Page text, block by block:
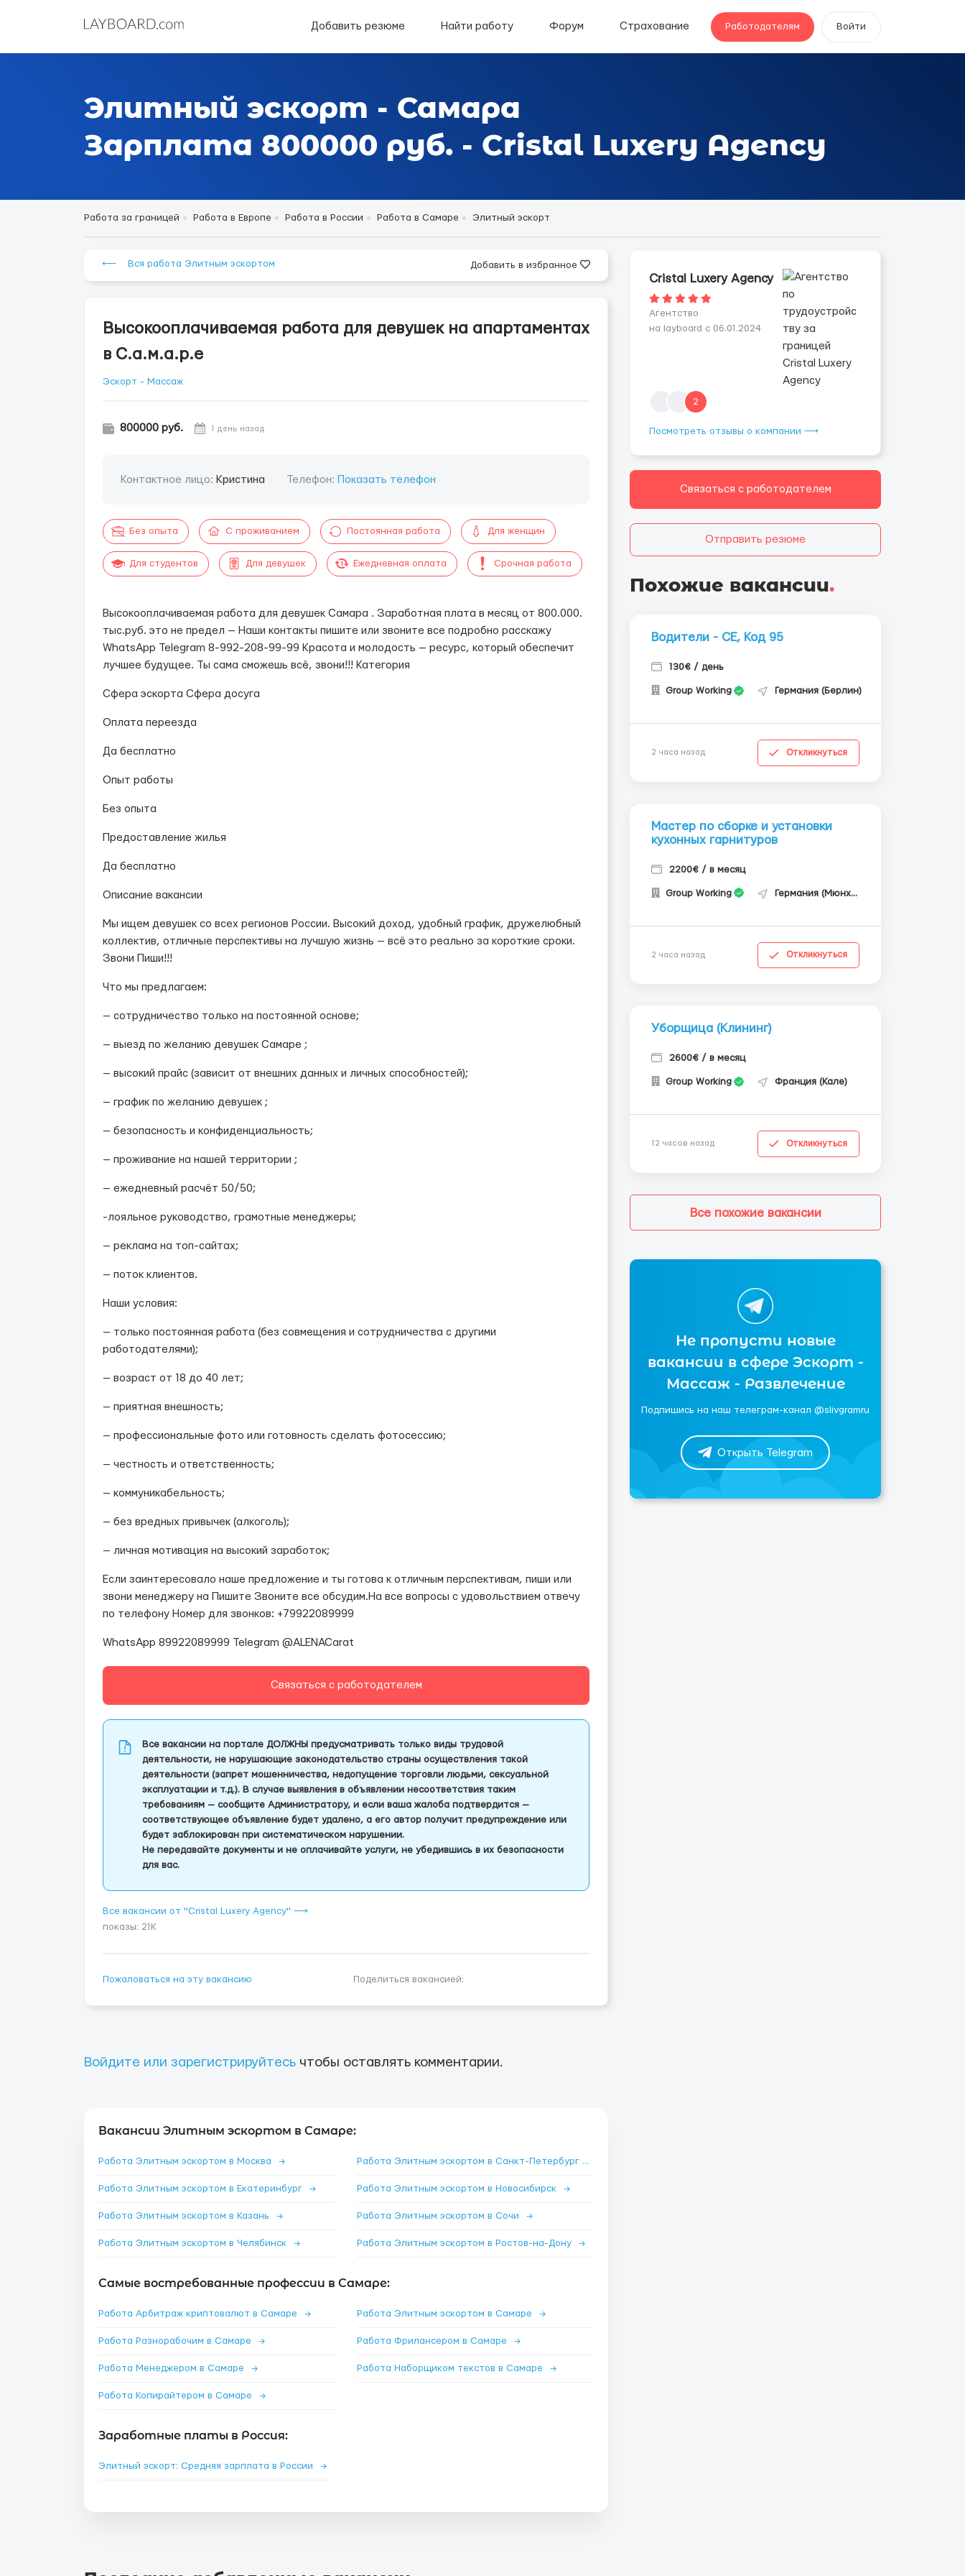
Добавить резюме Найти работу Форум Страхование Работодателям Войти
Элитный эскорт - Самара
Зарплата 800000 руб. - Cristal Luxery Agency
Работа за границей Работа в Европе Работа в России Работа в Самаре Элитный эскорт
⟵ Вся работа Элитным эскортом Добавить в избранное
Высокооплачиваемая работа для девушек на апартаментах
в С.а.м.а.р.е
Эскорт - Массаж
800000 руб. 1 день назад
Контактное лицо: Кристина Телефон: Показать телефон
Без опыта С проживанием Постоянная работа Для женщин
Для студентов Для девушек Ежедневная оплата Срочная работа
Высокооплачиваемая работа для девушек Самара . Заработная плата в месяц от 800.000.
тыс.руб. это не предел — Наши контакты пишите или звоните все подробно расскажу
WhatsApp Telegram 8-992-208-99-99 Красота и молодость — ресурс, который обеспечит
лучшее будущее. Ты сама сможешь всё, звони!!! Категория
Сфера эскорта Сфера досуга
Оплата переезда
Да бесплатно
Опыт работы
Без опыта
Предоставление жилья
Да бесплатно
Описание вакансии
Мы ищем девушек со всех регионов России. Высокий доход, удобный график, дружелюбный
коллектив, отличные перспективы на лучшую жизнь — всё это реально за короткие сроки.
Звони Пиши!!!
Что мы предлагаем:
— сотрудничество только на постоянной основе;
— выезд по желанию девушек Самаре ;
— высокий прайс (зависит от внешних данных и личных способностей);
— график по желанию девушек ;
— безопасность и конфиденциальность;
— проживание на нашей территории ;
— ежедневный расчёт 50/50;
-лояльное руководство, грамотные менеджеры;
— реклама на топ-сайтах;
— поток клиентов.
Наши условия:
— только постоянная работа (без совмещения и сотрудничества с другими
работодателями);
— возраст от 18 до 40 лет;
— приятная внешность;
— профессиональные фото или готовность сделать фотосессию;
— честность и ответственность;
— коммуникабельность;
— без вредных привычек (алкоголь);
— личная мотивация на высокий заработок;
Если заинтересовало наше предложение и ты готова к отличным перспективам, пиши или
звони менеджеру на Пишите Звоните все обсудим.На все вопросы с удовольствием отвечу
по телефону Номер для звонков: +79922089999
WhatsApp 89922089999 Telegram @ALENACarat
Связаться с работодателем
Все вакансии на портале ДОЛЖНЫ предусматривать только виды трудовой
деятельности, не нарушающие законодательство страны осуществления такой
деятельности (запрет мошенничества, недопущение торговли людьми, сексуальной
эксплуатации и т.д.). В случае выявления в объявлении несоответствия таким
требованиям — сообщите Администратору, и если ваша жалоба подтвердится —
соответствующее объявление будет удалено, а его автор получит предупреждение или
будет заблокирован при систематическом нарушении.
Не передавайте документы и не оплачивайте услуги, не убедившись в их безопасности
для вас.
Все вакансии от "Cristal Luxery Agency" ⟶
показы: 21K
Пожаловаться на эту вакансию Поделиться вакансией:
Войдите или зарегистрируйтесь чтобы оставлять комментарии.
Вакансии Элитным эскортом в Самаре:
Работа Элитным эскортом в Москва → Работа Элитным эскортом в Санкт-Петербург→
Работа Элитным эскортом в Екатеринбург → Работа Элитным эскортом в Новосибирск →
Работа Элитным эскортом в Казань → Работа Элитным эскортом в Сочи →
Работа Элитным эскортом в Челябинск → Работа Элитным эскортом в Ростов-на-Дону →
Самые востребованные профессии в Самаре:
Работа Арбитраж криптовалют в Самаре → Работа Элитным эскортом в Самаре →
Работа Разнорабочим в Самаре → Работа Фрилансером в Самаре →
Работа Менеджером в Самаре → Работа Наборщиком текстов в Самаре →
Работа Копирайтером в Самаре →
Заработные платы в Россия:
Элитный эскорт: Средняя зарплата в России →
Cristal Luxery Agency
Агентство
на layboard с 06.01.2024
2
Посмотреть отзывы о компании ⟶
Связаться с работодателем
Отправить резюме
Похожие вакансии.
Водители - СЕ, Код 95
130€ / день
Group Working Германия (Берлин)
2 часа назад Откликнуться
Мастер по сборке и установки
кухонных гарнитуров
2200€ / в месяц
Group Working Германия (Мюнхен)
2 часа назад Откликнуться
Уборщица (Клининг)
2600€ / в месяц
Group Working Франция (Кале)
12 часов назад Откликнуться
Все похожие вакансии
Не пропусти новые
вакансии в сфере Эскорт -
Массаж - Развлечение
Подпишись на наш телеграм-канал @slivgramru
Открыть Telegram